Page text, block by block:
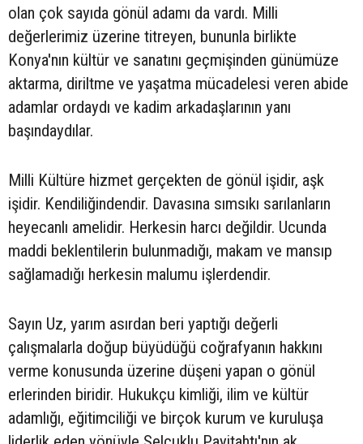
olan çok sayıda gönül adamı da vardı. Milli
değerlerimiz üzerine titreyen, bununla birlikte
Konya'nın kültür ve sanatını geçmişinden günümüze
aktarma, diriltme ve yaşatma mücadelesi veren abide
adamlar ordaydı ve kadim arkadaşlarının yanı
başındaydılar.
Milli Kültüre hizmet gerçekten de gönül işidir, aşk
işidir. Kendiliğindendir. Davasına sımsıkı sarılanların
heyecanlı amelidir. Herkesin harcı değildir. Ucunda
maddi beklentilerin bulunmadığı, makam ve mansıp
sağlamadığı herkesin malumu işlerdendir.
Sayın Uz, yarım asırdan beri yaptığı değerli
çalışmalarla doğup büyüdüğü coğrafyanın hakkını
verme konusunda üzerine düşeni yapan o gönül
erlerinden biridir. Hukukçu kimliği, ilim ve kültür
adamlığı, eğitimciliği ve birçok kurum ve kuruluşa